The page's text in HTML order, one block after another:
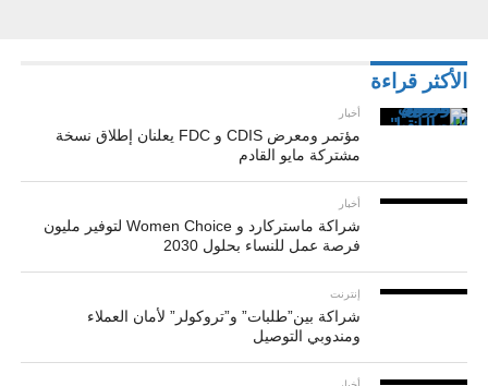
الأكثر قراءة
أخبار
مؤتمر ومعرض CDIS و FDC يعلنان إطلاق نسخة
مشتركة مايو القادم
أخبار
شراكة ماستركارد و Women Choice لتوفير مليون
فرصة عمل للنساء بحلول 2030
إنترنت
شراكة بين”طلبات” و”تروكولر” لأمان العملاء
ومندوبي التوصيل